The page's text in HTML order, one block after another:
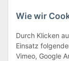
Klagenfurter
Wie wir
Durch Klicken
Einsatz
Vimeo, Google